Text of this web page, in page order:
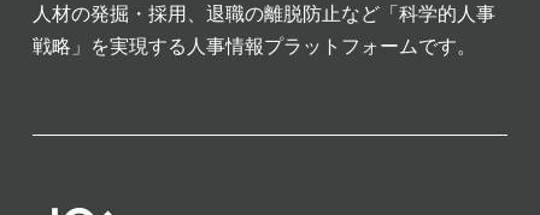
人材の発掘・採用、退職の離脱防止など「科学的人事
戦略」を実現する人事情報プラットフォームです。